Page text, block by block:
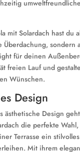
mit Solardach hast du
Überdachung, sondern
für deinen
freien Lauf und
Wünschen.
Design
ästhetische Design
die perfekte
Terrasse ein
Mit ihrem